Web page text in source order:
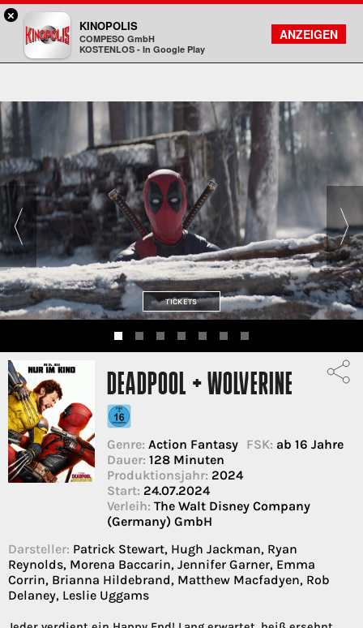
Kinopolis
FILMSUCHE
KONTO
TICKETS
DEADPOOL + WOLVERINE
Genre: Action Fantasy FSK: ab 16 Jahre
Dauer: 128 Minuten
Produktionsjahr: 2024
Start: 24.07.2024
Verleih: The Walt Disney Company
(Germany) GmbH
Darsteller: Patrick Stewart, Hugh Jackman, Ryan
Reynolds, Morena Baccarin, Jennifer Garner, Emma
Corrin, Brianna Hildebrand, Matthew Macfadyen, Rob
Delaney, Leslie Uggams
×
KINOPOLIS
COMPESO GmbH
KOSTENLOS - In Google Play
ANZEIGEN